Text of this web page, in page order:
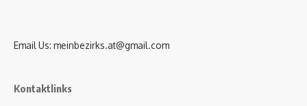
Email Us: meinbezirks.at@gmail.com
Kontaktlinks